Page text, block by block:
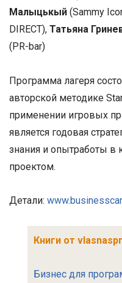
Малыцькый (Sammy
DIRECT), Татьяна
(PR-bar)
Программа лагеря
авторской методике
применении игровых
является годовая
знания и опытработы
проектом.
Детали:
Книги от
Бизнес для